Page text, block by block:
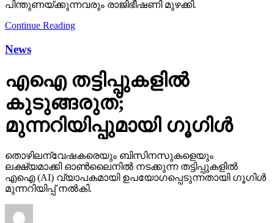
Continue Reading
News
കുടുങ്ങരുത്;
മുന്നറിയിപ്പുമായി ഗൂഗിള്‍
തൊഴിലന്വേഷകരെയും ബിസിനസുകളെയും
ലക്ഷ്യമാക്കി ഓണ്‍ലൈനില്‍ നടക്കുന്ന തട്ടിപ്പുകളില്‍
എഐ (AI) വ്യാപകമായി ഉപയോഗപ്പെടുന്നതായി ഗൂഗിള്‍
മുന്നറിയിപ്പ് നല്‍കി.